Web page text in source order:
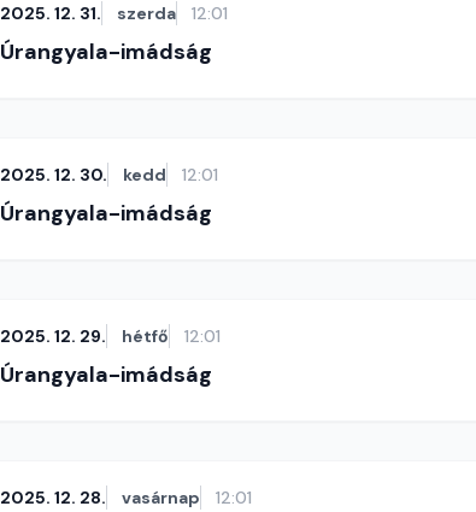
2025. 12. 31. szerda 12:01
Úrangyala-imádság
2025. 12. 30. kedd 12:01
Úrangyala-imádság
2025. 12. 29. hétfő 12:01
Úrangyala-imádság
2025. 12. 28. vasárnap 12:01